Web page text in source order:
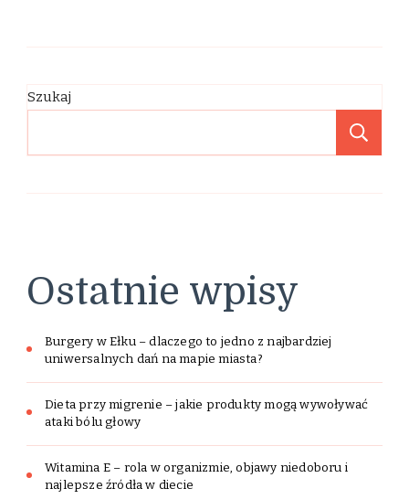
Szukaj
Ostatnie wpisy
Burgery w Ełku – dlaczego to jedno z najbardziej
uniwersalnych dań na mapie miasta?
Dieta przy migrenie – jakie produkty mogą wywoływać
ataki bólu głowy
Witamina E – rola w organizmie, objawy niedoboru i
najlepsze źródła w diecie